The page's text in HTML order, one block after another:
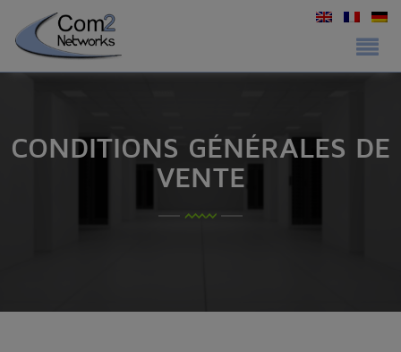
CONDITIONS GÉNÉRALES DE
VENTE